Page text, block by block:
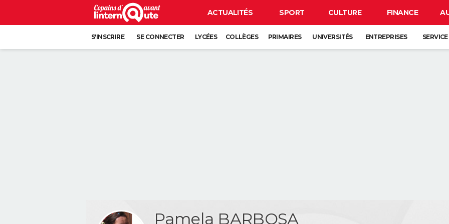
ACTUALITÉS SPORT CULTURE FINANCE
S'INSCRIRE SE CONNECTER LYCÉES COLLÈGES PRIMAIRES UNIVERSITÉS ENTREPRISES
Pamela BARBOSA